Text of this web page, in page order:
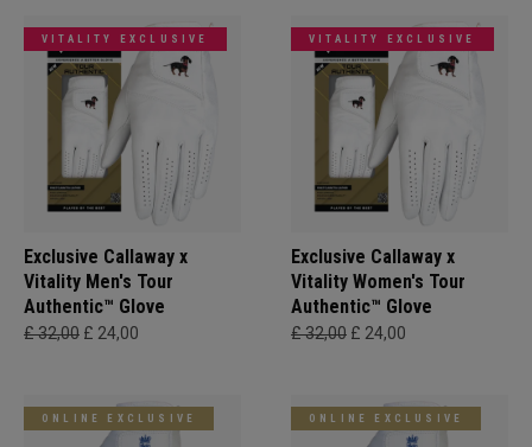
VITALITY EXCLUSIVE
Exclusive Callaway x
Vitality Men's Tour
Authentic™ Glove
£ 32,00 £ 24,00
VITALITY EXCLUSIVE
Exclusive Callaway x
Vitality Women's Tour
Authentic™ Glove
£ 32,00 £ 24,00
ONLINE EXCLUSIVE ONLINE EXCLUSIVE